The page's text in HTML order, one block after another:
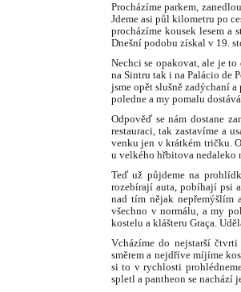
Procházíme parkem,
Jdeme asi půl kilometru po
procházíme kousek lesem a
Dnešní podobu získal v 19.
Nechci se opakovat, ale je
na Sintru tak i na Palácio de
jsme opět slušně zadýchaní
poledne a my pomalu
Odpověď se nám dostane
restauraci, tak zastavíme a
venku jen v krátkém tričku.
u velkého hřbitova nedaleko
Teď už půjdeme na
rozebírají auta, pobíhají psi
nad tím nějak nepřemýšlím
všechno v normálu, a my
kostelu a klášteru Graça.
Vcházíme do nejstarší
směrem a nejdříve míjíme
si to v rychlosti
spletl a pantheon se nachází